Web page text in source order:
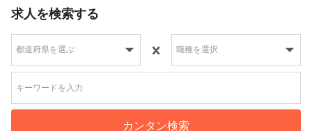
求人を検索する
カンタン検索